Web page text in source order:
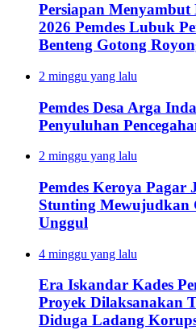
Persiapan
2026 Pemdes Lubuk
Benteng Gotong
2 minggu yang lalu
Pemdes Desa Arga
Penyuluhan
2 minggu yang lalu
Pemdes Keroya Pagar
Stunting Mewujudkan
Unggul
4 minggu yang lalu
Era Iskandar Kades
Proyek Dilaksanakan
Diduga Ladang